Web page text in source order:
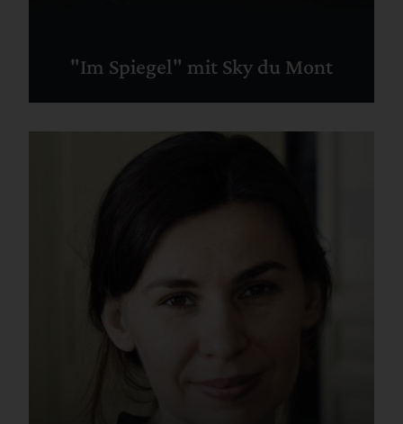
"Im Spiegel" mit Sky du Mont